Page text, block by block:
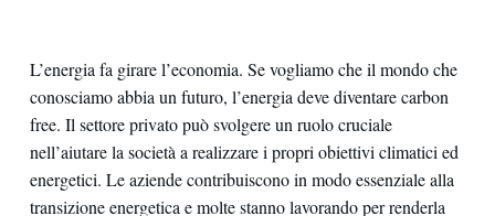
L’energia fa girare l’economia. Se vogliamo che il mondo che
conosciamo abbia un futuro, l’energia deve diventare carbon
free. Il settore privato può svolgere un ruolo cruciale
nell’aiutare la società a realizzare i propri obiettivi climatici ed
energetici. Le aziende contribuiscono in modo essenziale alla
transizione energetica e molte stanno lavorando per renderla